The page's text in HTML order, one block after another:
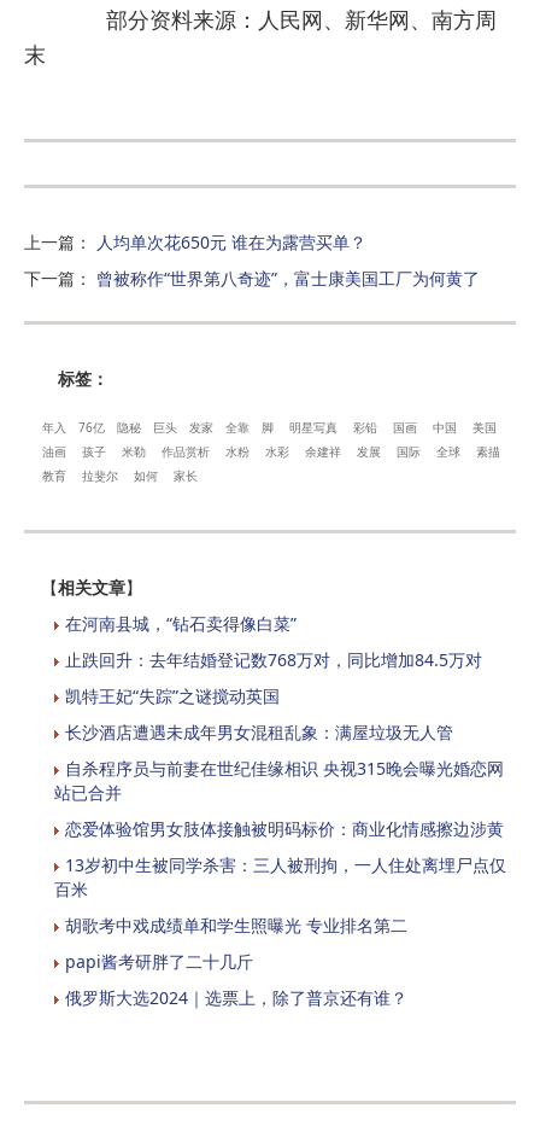
部分资料来源：人民网、新华网、南方周
末
上一篇 ：
人均单次花650元 谁在为露营买单？
下一篇 ： 曾被称作“世界第八奇迹”，富士康美国工厂为何黄了
标签：
年入 76亿 隐秘 巨头 发家 全靠 脚 明星写真 彩铅 国画 中国
美国
油画
孩子 米勒 作品赏析 水粉 水彩 余建祥 发展 国际 全球
素描
教育
拉斐尔 如何 家长
【相关文章】
在河南县城，“钻石卖得像白菜”
止跌回升：去年结婚登记数768万对，同比增加84.5万对
凯特王妃“失踪”之谜搅动英国
长沙酒店遭遇未成年男女混租乱象：满屋垃圾无人管
自杀程序员与前妻在世纪佳缘相识 央视315晚会曝光婚恋网
站已合并
恋爱体验馆男女肢体接触被明码标价：商业化情感擦边涉黄
13岁初中生被同学杀害：三人被刑拘，一人住处离埋尸点仅
百米
胡歌考中戏成绩单和学生照曝光 专业排名第二
papi酱考研胖了二十几斤
俄罗斯大选2024｜选票上，除了普京还有谁？